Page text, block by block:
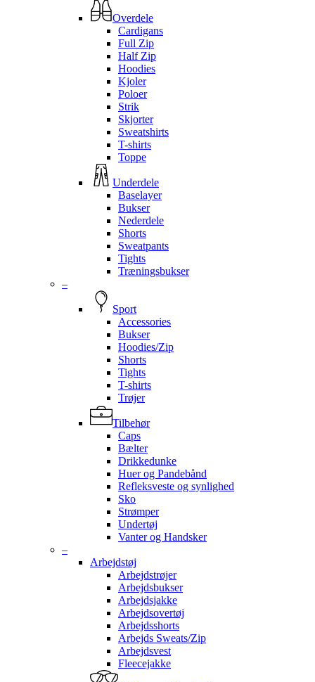
Overdele
Cardigans
Full Zip
Half Zip
Hoodies
Kjoler
Poloer
Strik
Skjorter
Sweatshirts
T-shirts
Toppe
Underdele
Baselayer
Bukser
Nederdele
Shorts
Sweatpants
Tights
Træningsbukser
–
Sport
Accessories
Bukser
Hoodies/Zip
Shorts
Tights
T-shirts
Trøjer
Tilbehør
Caps
Bælter
Drikkedunke
Huer og Pandebånd
Refleksveste og synlighed
Sko
Strømper
Undertøj
Vanter og Handsker
–
Arbejdstøj
Arbejdstrøjer
Arbejdsbukser
Arbejdsjakke
Arbejdsovertøj
Arbejdsshorts
Arbejds Sweats/Zip
Arbejdsvest
Fleecejakke